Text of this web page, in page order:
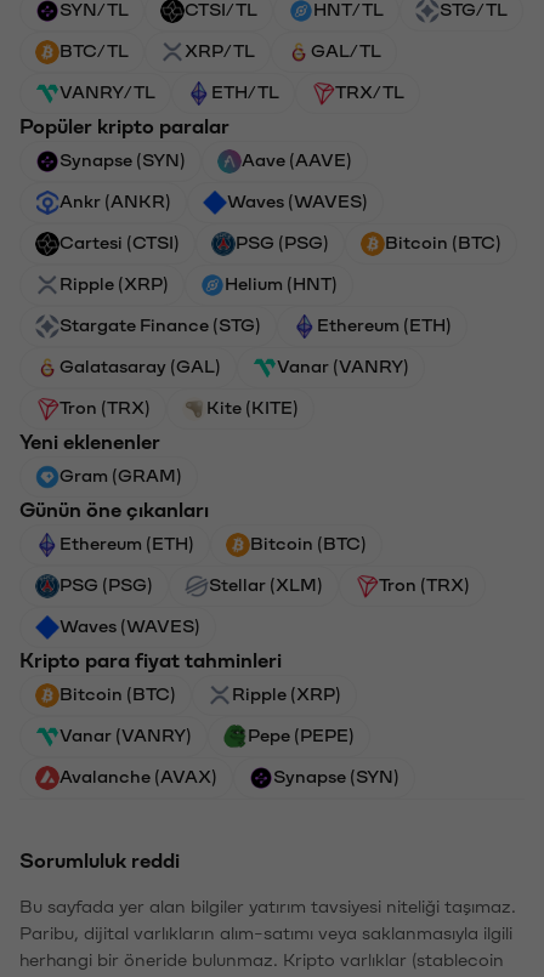
SYN/TL CTSI/TL HNT/TL STG/TL
BTC/TL XRP/TL GAL/TL
VANRY/TL ETH/TL TRX/TL
Popüler kripto paralar
Synapse (SYN) Aave (AAVE)
Ankr (ANKR) Waves (WAVES)
Cartesi (CTSI) PSG (PSG) Bitcoin (BTC)
Ripple (XRP) Helium (HNT)
Stargate Finance (STG) Ethereum (ETH)
Galatasaray (GAL) Vanar (VANRY)
Tron (TRX) Kite (KITE)
Yeni eklenenler
Gram (GRAM)
Günün öne çıkanları
Ethereum (ETH) Bitcoin (BTC)
PSG (PSG) Stellar (XLM) Tron (TRX)
Waves (WAVES)
Kripto para fiyat tahminleri
Bitcoin (BTC) Ripple (XRP)
Vanar (VANRY) Pepe (PEPE)
Avalanche (AVAX) Synapse (SYN)
Sorumluluk reddi
Bu sayfada yer alan bilgiler yatırım tavsiyesi niteliği taşımaz.
Paribu, dijital varlıkların alım-satımı veya saklanmasıyla ilgili
herhangi bir öneride bulunmaz. Kripto varlıklar (stablecoin